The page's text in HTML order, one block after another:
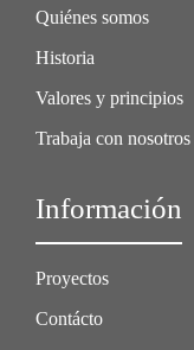
Quiénes somos
Historia
Valores y principios
Trabaja con nosotros
Información
Proyectos
Contácto